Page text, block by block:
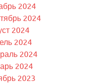
2024
2024
2024
2024
2024
2024
2023